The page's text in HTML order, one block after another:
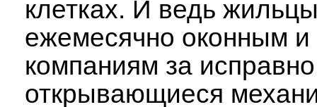
клетках. И ведь
ежемесячно оконным
компаниям за исправно
открывающиеся